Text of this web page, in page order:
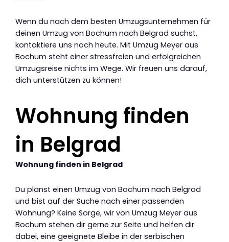
Wenn du nach dem besten Umzugsunternehmen für
deinen Umzug von Bochum nach Belgrad suchst,
kontaktiere uns noch heute. Mit Umzug Meyer aus
Bochum steht einer stressfreien und erfolgreichen
Umzugsreise nichts im Wege. Wir freuen uns darauf,
dich unterstützen zu können!
Wohnung finden
in Belgrad
Wohnung finden in Belgrad
Du planst einen Umzug von Bochum nach Belgrad
und bist auf der Suche nach einer passenden
Wohnung? Keine Sorge, wir von Umzug Meyer aus
Bochum stehen dir gerne zur Seite und helfen dir
dabei, eine geeignete Bleibe in der serbischen